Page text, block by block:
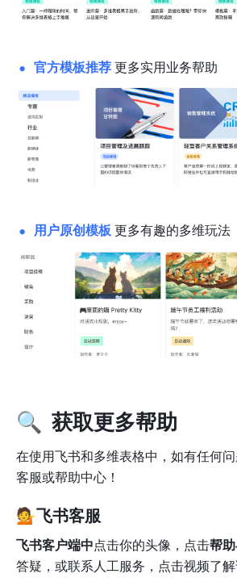
官方模板推荐 更多实用业务帮助
用户原创模板 更多有趣的多维玩法
🔍  获取更多帮助
在使用飞书和多维表格中，如有任何
客服或帮助中心！
💁飞书客服
飞书客户端中点击你的头像，点击帮
答疑，或联系人工服务，点击视频了解